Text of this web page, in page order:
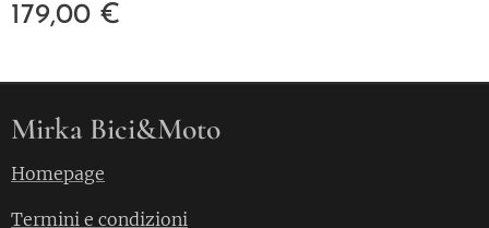
179,00 €
Mirka Bici&Moto
Homepage
Termini e condizioni